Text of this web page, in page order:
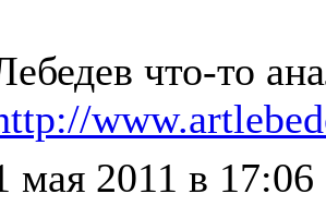
что-то
мая 2011 в 17:06